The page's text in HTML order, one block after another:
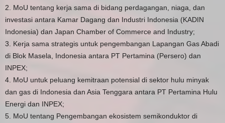
2. MoU tentang kerja sama di bidang perdagangan, niaga, dan
investasi antara Kamar Dagang dan Industri Indonesia (KADIN
Indonesia) dan Japan Chamber of Commerce and Industry;
3. Kerja sama strategis untuk pengembangan Lapangan Gas Abadi
di Blok Masela, Indonesia antara PT Pertamina (Persero) dan
INPEX;
4. MoU untuk peluang kemitraan potensial di sektor hulu minyak
dan gas di Indonesia dan Asia Tenggara antara PT Pertamina Hulu
Energi dan INPEX;
5. MoU tentang Pengembangan ekosistem semikonduktor di